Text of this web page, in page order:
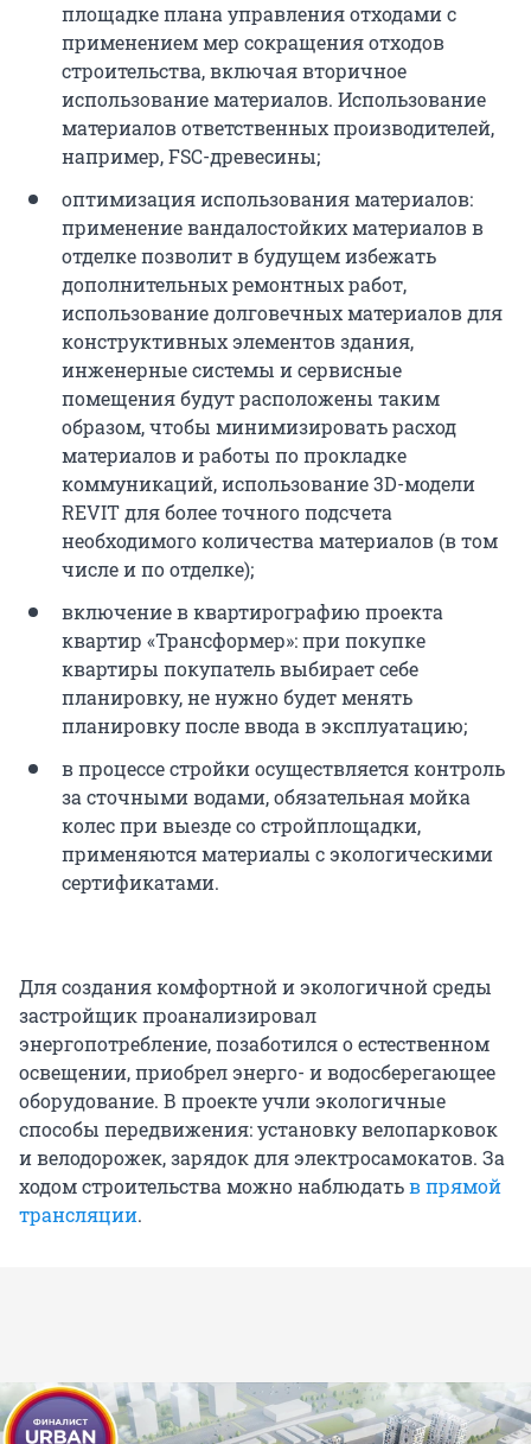
площадке плана управления отходами с
применением мер сокращения отходов
строительства, включая вторичное
использование материалов. Использование
материалов ответственных производителей,
например, FSC-древесины;
оптимизация использования материалов:
применение вандалостойких материалов в
отделке позволит в будущем избежать
дополнительных ремонтных работ,
использование долговечных материалов для
конструктивных элементов здания,
инженерные системы и сервисные
помещения будут расположены таким
образом, чтобы минимизировать расход
материалов и работы по прокладке
коммуникаций, использование 3D-модели
REVIT для более точного подсчета
необходимого количества материалов (в том
числе и по отделке);
включение в квартирографию проекта
квартир «Трансформер»: при покупке
квартиры покупатель выбирает себе
планировку, не нужно будет менять
планировку после ввода в эксплуатацию;
в процессе стройки осуществляется контроль
за сточными водами, обязательная мойка
колес при выезде со стройплощадки,
применяются материалы с экологическими
сертификатами.
Для создания комфортной и экологичной среды
застройщик проанализировал
энергопотребление, позаботился о естественном
освещении, приобрел энерго- и водосберегающее
оборудование. В проекте учли экологичные
способы передвижения: установку велопарковок
и велодорожек, зарядок для электросамокатов. За
ходом строительства можно наблюдатьв прямой
трансляции.